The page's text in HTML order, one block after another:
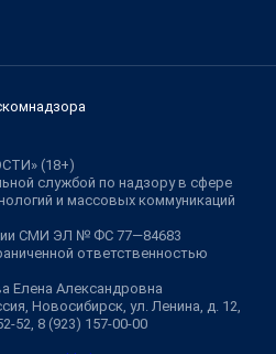
(18+)
службой по надзору в сфере
и массовых коммуникаций
СМИ ЭЛ № ФС 77—84683
ответственностью
Елена Александровна
Новосибирск, ул. Ленина, д. 12,
52, 8 (923) 157-00-00